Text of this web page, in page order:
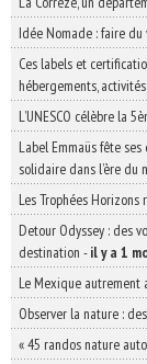
Idée Nomade : faire
Ces labels et
hébergements,
L’UNESCO célèbre la
Label Emmaüs fête
solidaire dans l’ère du
Les Trophées
Detour Odyssey : des
destination -il y a 1
Le Mexique autrement
Observer la nature :
« 45 randos nature